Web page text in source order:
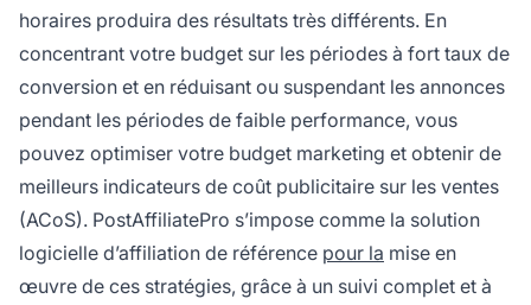
horaires produira des résultats très différents. En
concentrant votre budget sur les périodes à fort taux de
conversion et en réduisant ou suspendant les annonces
pendant les périodes de faible performance, vous
pouvez optimiser votre budget marketing et obtenir de
meilleurs indicateurs de coût publicitaire sur les ventes
(ACoS). PostAffiliatePro s’impose comme la solution
logicielle d’affiliation de référence pour la mise en
œuvre de ces stratégies, grâce à un suivi complet et à